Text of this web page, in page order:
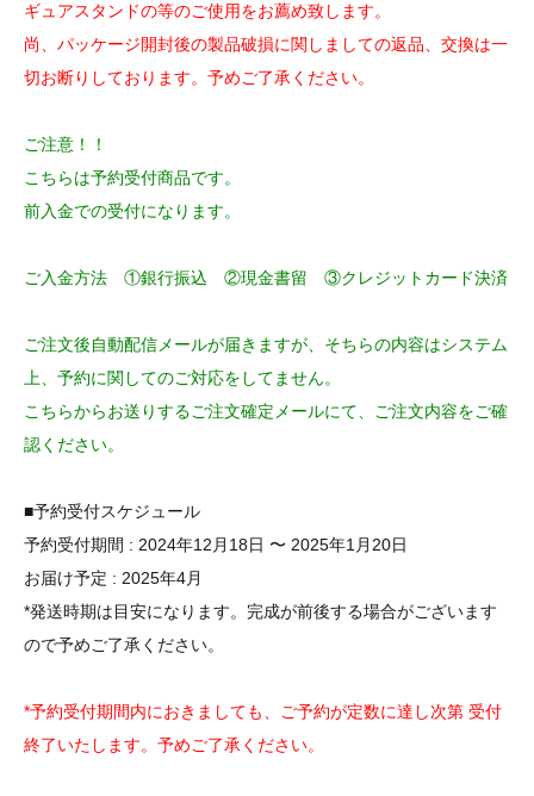
ギュアスタンドの等のご使用をお薦め致します。
尚、パッケージ開封後の製品破損に関しましての返品、交換は一
切お断りしております。予めご了承ください。
ご注意！！
こちらは予約受付商品です。
前入金での受付になります。
ご入金方法 ①銀行振込 ②現金書留 ③クレジットカード決済
ご注文後自動配信メールが届きますが、そちらの内容はシステム
上、予約に関してのご対応をしてません。
こちらからお送りするご注文確定メールにて、ご注文内容をご確
認ください。
■予約受付スケジュール
予約受付期間 : 2024年12月18日 〜 2025年1月20日
お届け予定 : 2025年4月
*発送時期は目安になります。完成が前後する場合がございます
ので予めご了承ください。
*予約受付期間内におきましても、ご予約が定数に達し次第 受付
終了いたします。予めご了承ください。